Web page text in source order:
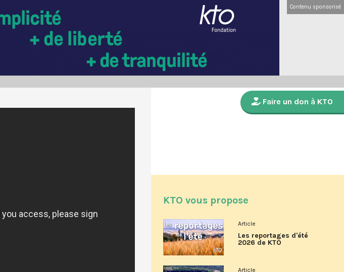
Contenu sponsorisé
Faire un don à KTO
KTO vous propose
Article
Les reportages d'été
2026 de KTO
Article